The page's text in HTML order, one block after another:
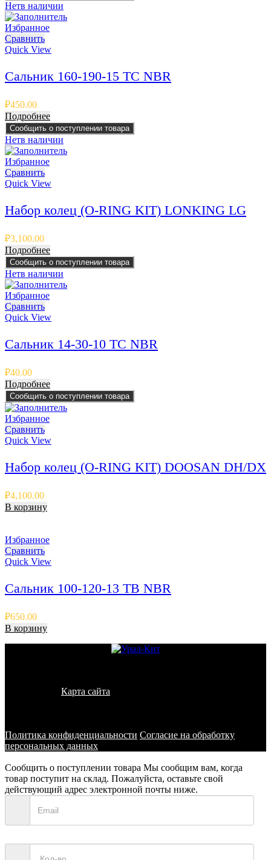
Нетв наличии
Избранное
Сравнить
Quick View
Сальник 160-190-15 TC NBR
₽450.00
Подробнее
Сообщить о поступлении товара
Нетв наличии
Избранное
Сравнить
Quick View
Набор колец (O-RING KIT) LONKING LG
₽3,100.00
Подробнее
Сообщить о поступлении товара
Нетв наличии
Избранное
Сравнить
Quick View
Сальник 14-30-10 TC NBR
₽40.00
Подробнее
Сообщить о поступлении товара
Избранное
Сравнить
Quick View
Набор колец (O-RING KIT) DOOSAN DH/DX
₽4,100.00
В корзину
Избранное
Сравнить
Quick View
Сальник 100-120-13 TB NBR
₽650.00
В корзину
Карта сайта
Политика конфиденциальности Согласие на обработку
персональных данных
Сообщить о поступлении товара Мы сообщим вам, когда
товар поступит на склад. Пожалуйста, оставьте свой
действующий адрес электронной почты ниже.